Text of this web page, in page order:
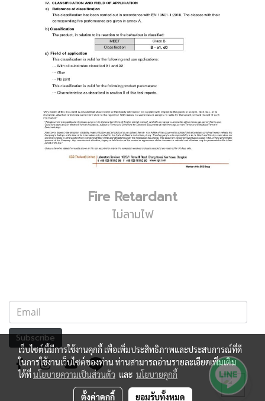
Fire Retardant
ไม่ลามไฟ
Subscribe
เว็บไซต์นี้มีการใช้งานคุกกี้ เพื่อเพิ่มประสิทธิภาพและประสบการณ์ที่ดี
ในการใช้งานเว็บไซต์ของท่าน ท่านสามารถอ่านรายละเอียดเพิ่มเติม
ได้ที่นโยบายความเป็นส่วนตัว และ นโยบายคุกกี้
ตั้งค่าคุกกี้ ยอมรับทั้งหมด